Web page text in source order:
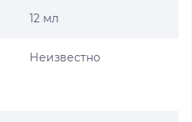
12 мл
Неизвестно